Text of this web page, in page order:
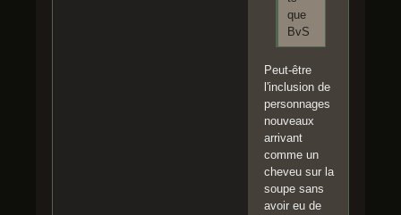
que
BvS
Peut-être
l'inclusion de
personnages
nouveaux
arrivant
comme un
cheveu sur la
soupe sans
avoir eu de